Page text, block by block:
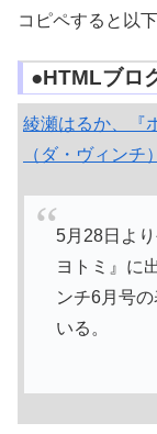
コピペすると以
●HTMLブロ
綾瀬はるか、『
（ダ・ヴィンチ
5月28日よ
ヨトミ』に
ンチ6月号
いる。